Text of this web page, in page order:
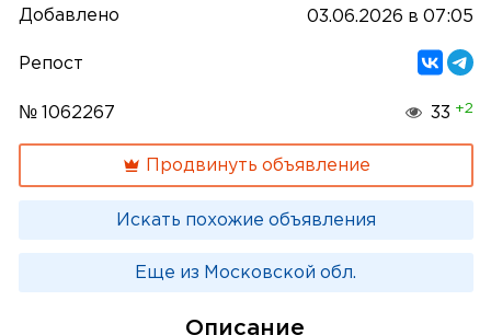
Добавлено 03.06.2026 в 07:05
Репост
№ 1062267 33 +2
Продвинуть объявление
Искать похожие объявления
Еще из Московской обл.
Описание